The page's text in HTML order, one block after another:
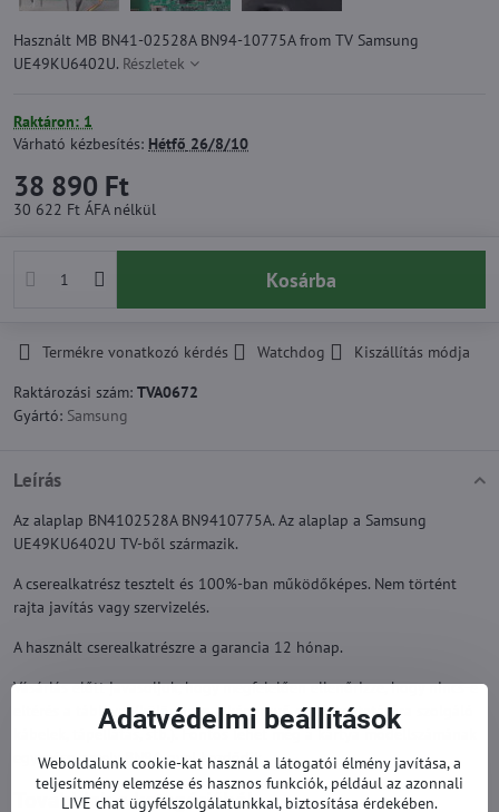
Használt MB BN41-02528A BN94-10775A from TV Samsung
UE49KU6402U. Részletek
Raktáron: 1
Várható kézbesítés: Hétfő 26/8/10
38 890 Ft
30 622 Ft ÁFA nélkül
Kosárba
Termékre vonatkozó kérdés Watchdog
Kiszállítás módja
Raktározási szám: TVA0672
Gyártó: Samsung
Leírás
Az alaplap BN4102528A BN9410775A. Az alaplap a Samsung
UE49KU6402U TV-ből származik.
A cserealkatrész tesztelt és 100%-ban működőképes. Nem történt
rajta javítás vagy szervizelés.
A használt cserealkatrészre a garancia 12 hónap.
Vásárlás előtt javasoljuk, hogy megfelelően ellenőrizze, hogy nincs-e
eltérés a táblával (különösen a képernyő csatlakoztatására szolgáló
kábelek, tápellátás, stb.). Fontos lehet még a kártya modellszámának
egyezése, amely BN94-gyel kezdődik.
Továbbiak a kategóriából
Adatvédelmi beállítások
Weboldalunk cookie-kat használ a látogatói élmény javítása, a
teljesítmény elemzése és hasznos funkciók, például az azonnali
LIVE chat ügyfélszolgálatunkkal, biztosítása érdekében.